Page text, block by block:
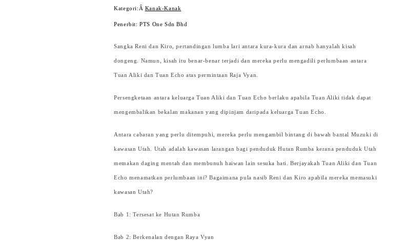
Kategori:Â Kanak-Kanak
Penerbit: PTS One Sdn Bhd
Sangka Reni dan Kiro, pertandingan lumba lari antara kura-kura dan arnab hanyalah kisah
dongeng. Namun, kisah itu benar-benar terjadi dan mereka perlu mengadili perlumbaan antara
Tuan Aliki dan Tuan Echo atas permintaan Raja Vyan.
Persengketaan antara keluarga Tuan Aliki dan Tuan Echo berlaku apabila Tuan Aliki tidak dapat
mengembalikan bekalan makanan yang dipinjam daripada keluarga Tuan Echo.
Antara cabaran yang perlu ditempuhi, mereka perlu mengambil bintang di bawah bantal Muzuki di
kawasan Utah. Utah adalah kawasan larangan bagi penduduk Hutan Rumba kerana penduduk Utah
memakan daging mentah dan membunuh haiwan lain sesuka hati. Berjayakah Tuan Aliki dan Tuan
Echo menamatkan perlumbaan ini? Bagaimana pula nasib Reni dan Kiro apabila mereka memasuki
kawasan Utah?
Bab 1: Tersesat ke Hutan Rumba
Bab 2: Berkenalan dengan Raya Vyan